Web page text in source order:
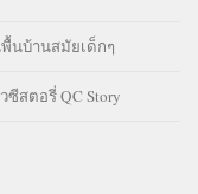
นบ้านสมัยเด็กๆ
สตอรี่ QC Story